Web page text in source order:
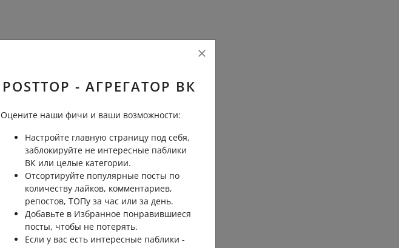
POSTTOP - АГРЕГАТОР ВК
Оцените наши фичи и ваши возможности:
Настройте главную страницу под себя,
заблокируйте не интересные паблики
ВК или целые категории.
Отсортируйте популярные посты по
количеству лайков, комментариев,
репостов, ТОПу за час или за день.
Добавьте в Избранное понравившиеся
посты, чтобы не потерять.
Если у вас есть интересные паблики -